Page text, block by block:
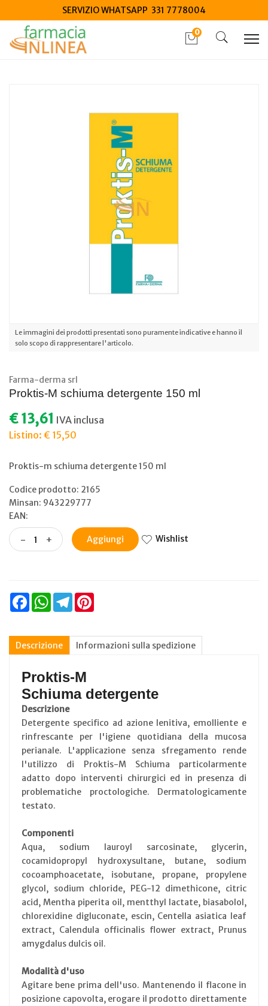
SERVIZIO WHATSAPP 331 7778004
0
Le immagini dei prodotti presentati sono puramente indicative e hanno il
solo scopo di rappresentare l'articolo.
Farma-derma srl
Proktis-M schiuma detergente 150 ml
€ 13,61 IVA inclusa
Listino: € 15,50
Proktis-m schiuma detergente 150 ml
Codice prodotto: 2165
Minsan: 943229777
EAN:
- + Aggiungi Wishlist
FacebookWhatsAppTelegram
Descrizione Informazioni sulla spedizione
Proktis-M
Schiuma detergente
Descrizione
Detergente specifico ad azione lenitiva, emolliente e
rinfrescante per l'igiene quotidiana della mucosa
perianale. L'applicazione senza sfregamento rende
l'utilizzo di Proktis-M Schiuma particolarmente
adatto dopo interventi chirurgici ed in presenza di
problematiche proctologiche. Dermatologicamente
testato.
Componenti
Aqua, sodium lauroyl sarcosinate, glycerin,
cocamidopropyl hydroxysultane, butane, sodium
cocoamphoacetate, isobutane, propane, propylene
glycol, sodium chloride, PEG-12 dimethicone, citric
acid, Mentha piperita oil, mentthyl lactate, biasabolol,
chlorexidine digluconate, escin, Centella asiatica leaf
extract, Calendula officinalis flower extract, Prunus
amygdalus dulcis oil.
Modalità d'uso
Agitare bene prima dell'uso. Mantenendo il flacone in
posizione capovolta, erogare il prodotto direttamente